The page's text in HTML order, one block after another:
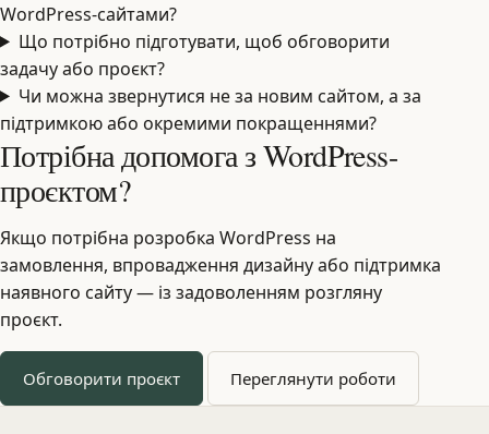
WordPress‑сайтами?
Що потрібно підготувати, щоб обговорити
задачу або проєкт?
Чи можна звернутися не за новим сайтом, а за
підтримкою або окремими покращеннями?
Потрібна допомога з WordPress-
проєктом?
Якщо потрібна розробка WordPress на
замовлення, впровадження дизайну або підтримка
наявного сайту — із задоволенням розгляну
проєкт.
Обговорити проєкт Переглянути роботи